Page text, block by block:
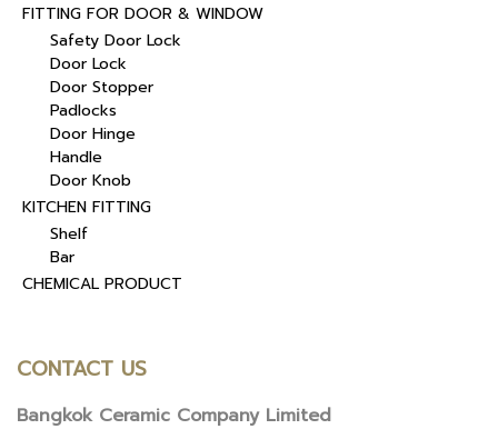
FITTING FOR DOOR & WINDOW
Safety Door Lock
Door Lock
Door Stopper
Padlocks
Door Hinge
Handle
Door Knob
KITCHEN FITTING
Shelf
Bar
CHEMICAL PRODUCT
CONTACT US
Bangkok Ceramic Company Limited